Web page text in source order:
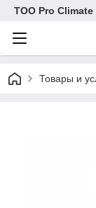
ТОО Pro Climate
Товары и